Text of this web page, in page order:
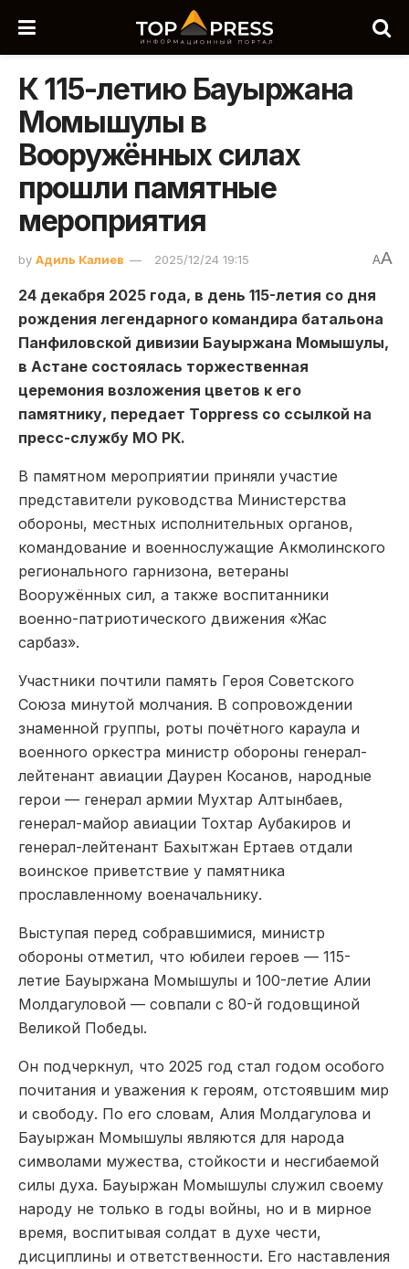
К 115-летию Бауыржана
Момышулы в
Вооружённых силах
прошли памятные
мероприятия
by Адиль Калиев 2025/12/24 19:15 AA
24 декабря 2025 года, в день 115-летия со дня
рождения легендарного командира батальона
Панфиловской дивизии Бауыржана Момышулы,
в Астане состоялась торжественная
церемония возложения цветов к его
памятнику, передает Toppress со ссылкой на
пресс-службу МО РК.
В памятном мероприятии приняли участие
представители руководства Министерства
обороны, местных исполнительных органов,
командование и военнослужащие Акмолинского
регионального гарнизона, ветераны
Вооружённых сил, а также воспитанники
военно-патриотического движения «Жас
сарбаз».
Участники почтили память Героя Советского
Союза минутой молчания. В сопровождении
знаменной группы, роты почётного караула и
военного оркестра министр обороны генерал-
лейтенант авиации Даурен Косанов, народные
герои — генерал армии Мухтар Алтынбаев,
генерал-майор авиации Тохтар Аубакиров и
генерал-лейтенант Бахытжан Ертаев отдали
воинское приветствие у памятника
прославленному военачальнику.
Выступая перед собравшимися, министр
обороны отметил, что юбилеи героев — 115-
летие Бауыржана Момышулы и 100-летие Алии
Молдагуловой — совпали с 80-й годовщиной
Великой Победы.
Он подчеркнул, что 2025 год стал годом особого
почитания и уважения к героям, отстоявшим мир
и свободу. По его словам, Алия Молдагулова и
Бауыржан Момышулы являются для народа
символами мужества, стойкости и несгибаемой
силы духа. Бауыржан Момышулы служил своему
народу не только в годы войны, но и в мирное
время, воспитывая солдат в духе чести,
дисциплины и ответственности. Его наставления